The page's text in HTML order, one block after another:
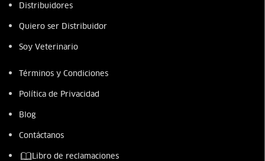
Distribuidores
Quiero ser Distribuidor
Soy Veterinario
Términos y Condiciones
Política de Privacidad
Blog
Contáctanos
Libro de reclamaciones